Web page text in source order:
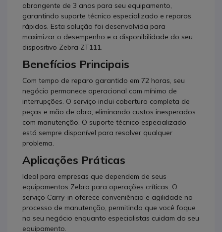
abrangente de 3 anos para seu equipamento,
garantindo suporte técnico especializado e reparos
rápidos. Esta solução foi desenvolvida para
maximizar o desempenho e a disponibilidade do seu
dispositivo Zebra ZT111.
Benefícios Principais
Com tempo de reparo garantido em 72 horas, seu
negócio permanece operacional com mínimo de
interrupções. O serviço inclui cobertura completa de
peças e mão de obra, eliminando custos inesperados
com manutenção. O suporte técnico especializado
está sempre disponível para resolver qualquer
problema.
Aplicações Práticas
Ideal para empresas que dependem de seus
equipamentos Zebra para operações críticas. O
serviço Carry-in oferece conveniência e agilidade no
processo de manutenção, permitindo que você foque
no seu negócio enquanto especialistas cuidam do seu
equipamento.